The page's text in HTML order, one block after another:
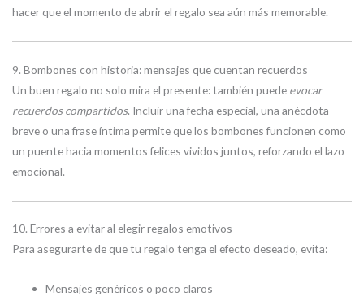
hacer que el momento de abrir el regalo sea aún más memorable.
9. Bombones con historia: mensajes que cuentan recuerdos
Un buen regalo no solo mira el presente: también puede evocar
recuerdos compartidos. Incluir una fecha especial, una anécdota
breve o una frase íntima permite que los bombones funcionen como
un puente hacia momentos felices vividos juntos, reforzando el lazo
emocional.
10. Errores a evitar al elegir regalos emotivos
Para asegurarte de que tu regalo tenga el efecto deseado, evita:
Mensajes genéricos o poco claros